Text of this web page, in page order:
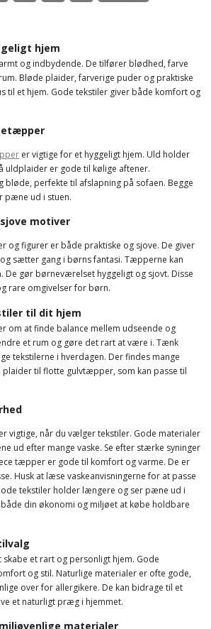
hjem
og indbydende. De tilfører blødhed, farve
Bløde plaider, farverige puder og praktiske
til et hjem. Gode tekstiler giver både komfort og
er vigtige for et hyggeligt hjem. Uld holder
uldplaider er gode til kølige aftener.
bløde, perfekte til afslapning på sofaen. Begge
pæne ud i stuen.
motiver
og figurer er både praktiske og sjove. De giver
sætter gang i børns fantasi. Tæpperne kan
De gør børneværelset hyggeligt og sjovt. Disse
rare omgivelser for børn.
til dit hjem
om at finde balance mellem udseende og
et rum og gøre det rart at være i. Tænk
tekstilerne i hverdagen. Der findes mange
plaider til flotte gulvtæpper, som kan passe til
vigtige, når du vælger tekstiler. Gode materialer
ud efter mange vaske. Se efter stærke syninger
tæpper er gode til komfort og varme. De er
Husk at læse vaskeanvisningerne for at passe
tekstiler holder længere og ser pæne ud i
din økonomi og miljøet at købe holdbare
et rart og personligt hjem. Gode
og stil. Naturlige materialer er ofte gode,
over for allergikere. De kan bidrage til et
et naturligt præg i hjemmet.
materialer